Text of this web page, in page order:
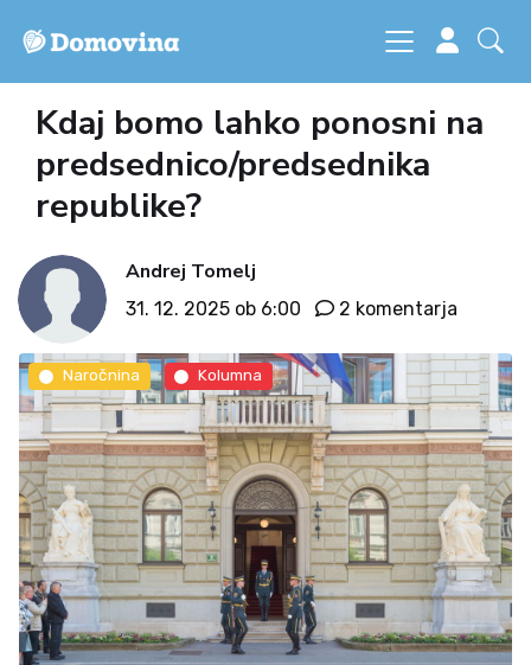
Kdaj bomo lahko ponosni na
predsednico/predsednika
republike?
Andrej Tomelj
31. 12. 2025 ob 6:00 2 komentarja
Naročnina Kolumna